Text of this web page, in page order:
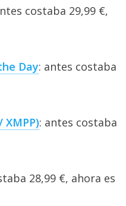
costaba 29,99 €,
Day: antes costaba
XMPP): antes costaba
28,99 €, ahora es